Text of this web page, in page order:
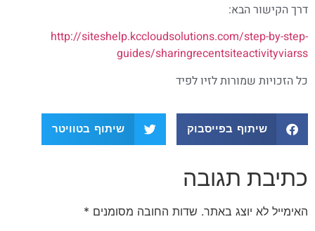
דרך הקישור הבא:
http://siteshelp.kccloudsolutions.com/step-by-step-
guides/sharingrecentsiteactivityviarss
כל הזכויות שמורות לזיו לפיד
שיתוף בפייסבוק שיתוף בטוויטר
כתיבת תגובה
האימייל לא יוצג באתר. שדות החובה מסומנים *